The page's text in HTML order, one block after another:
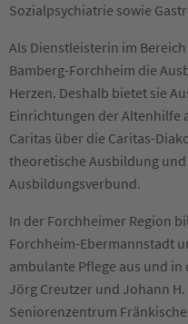
Sozialpsychiatrie sowie
Als Dienstleisterin im
Bamberg-Forchheim die
Herzen. Deshalb bietet sie
Einrichtungen der Altenhilfe
Caritas über die Caritas-
theoretische Ausbildung
Ausbildungsverbund.
In der Forchheimer Region
Forchheim-Ebermannstadt
ambulante Pflege aus und
Jörg Creutzer und Johann
Seniorenzentrum